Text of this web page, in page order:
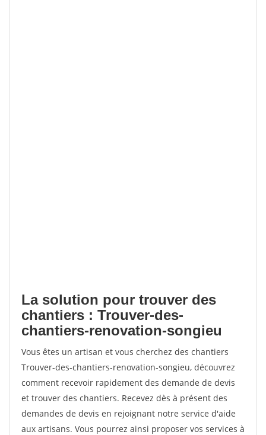
La solution pour trouver des
chantiers : Trouver-des-
chantiers-renovation-songieu
Vous êtes un artisan et vous cherchez des chantiers
Trouver-des-chantiers-renovation-songieu, découvrez
comment recevoir rapidement des demande de devis
et trouver des chantiers. Recevez dès à présent des
demandes de devis en rejoignant notre service d'aide
aux artisans. Vous pourrez ainsi proposer vos services à